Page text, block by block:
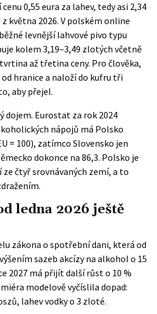
0,55 eura za lahev, tedy asi 2,34
května 2026. V polském online
levnější lahvové pivo typu
kolem 3,19–3,49 zlotých včetně
až třetina ceny. Pro člověka,
hranice a naloží do kufru tři
aby přejel.
dojem. Eurostat za rok 2024
nápojů má Polsko
= 100), zatímco Slovensko jen
dokonce na 86,3. Polsko je
čtyř srovnávaných zemí, a to
ledna 2026 ještě
zákona o spotřební dani, která od
sazeb akcízy na alkohol o 15
2027 má přijít další růst o 10 %
modelově vyčíslila dopad:
lahev vodky o 3 zloté.